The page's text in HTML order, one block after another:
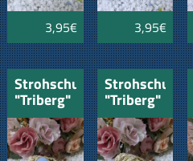
3,95€ 3,95€
Strohschuhe
"Triberg"
hellblau
4cm
Strohschuhe
"Triberg"
orange
4cm